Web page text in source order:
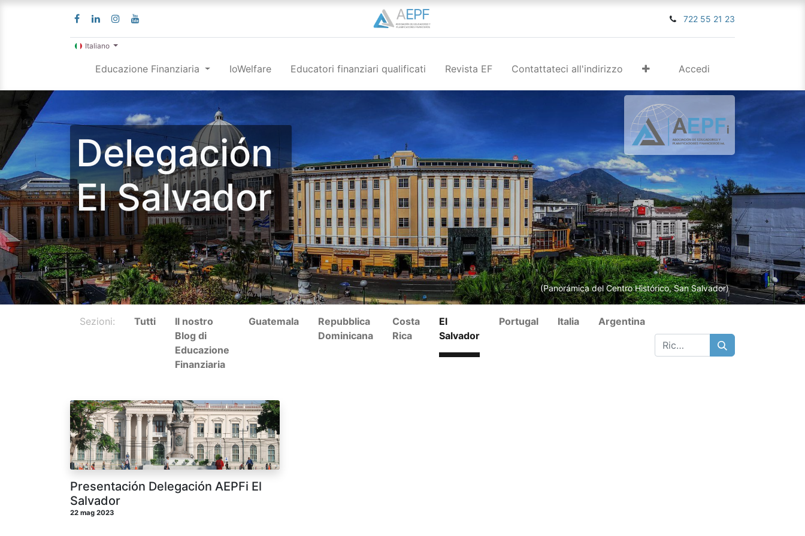
722 55 21 23
Italiano
Educazione Finanziaria IoWelfare Educatori finanziari qualificati Revista EF Contattateci all'indirizzo Accedi
(Panorámica del Centro Histórico, San Salvador)
Delegación
El Salvador
Sezioni: Tutti
Il nostro
Blog di
Educazione
Finanziaria
Guatemala
Repubblica
Dominicana
Costa
Rica
El
Salvador
Portugal Italia Argentina
Presentación Delegación AEPFi El
Salvador
22 mag 2023